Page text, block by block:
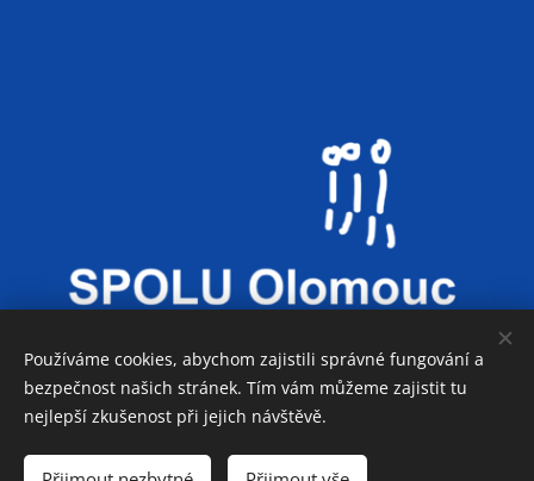
Co děláme
Používáme cookies, abychom zajistili správné fungování a
bezpečnost našich stránek. Tím vám můžeme zajistit tu
nejlepší zkušenost při jejich návštěvě.